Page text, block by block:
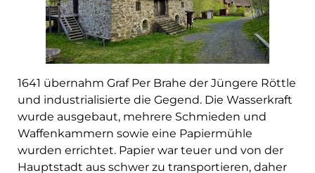
1641 übernahm Graf Per Brahe der Jüngere Röttle
und industrialisierte die Gegend. Die Wasserkraft
wurde ausgebaut, mehrere Schmieden und
Waffenkammern sowie eine Papiermühle
wurden errichtet. Papier war teuer und von der
Hauptstadt aus schwer zu transportieren, daher